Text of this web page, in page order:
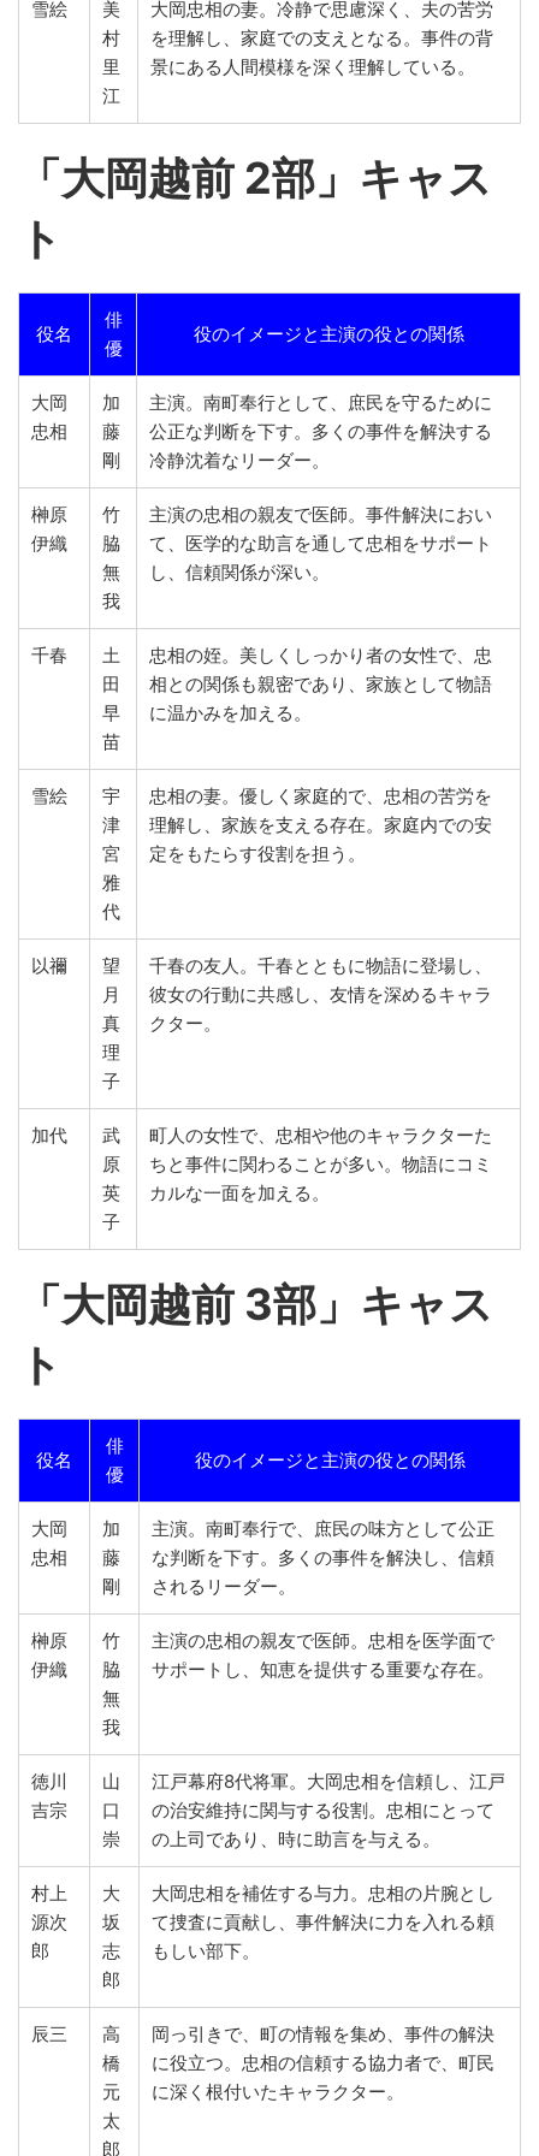
雪絵
美
村
里
江
大岡忠相の妻。冷静で思慮深く、夫の苦労
を理解し、家庭での支えとなる。事件の背
景にある人間模様を深く理解している。
「大岡越前 2部 」キャス
ト
役名
俳
優
役のイメージと主演の役との関係
大岡
忠相
加
藤
剛
主演。南町奉行として、庶民を守るために
公正な判断を下す。多くの事件を解決する
冷静沈着なリーダー。
榊原
伊織
竹
脇
無
我
主演の忠相の親友で医師。事件解決におい
て、医学的な助言を通して忠相をサポート
し、信頼関係が深い。
千春
土
田
早
苗
忠相の姪。美しくしっかり者の女性で、忠
相との関係も親密であり、家族として物語
に温かみを加える。
雪絵
宇
津
宮
雅
代
忠相の妻。優しく家庭的で、忠相の苦労を
理解し、家族を支える存在。家庭内での安
定をもたらす役割を担う。
以禰
望
月
真
理
子
千春の友人。千春とともに物語に登場し、
彼女の行動に共感し、友情を深めるキャラ
クター。
加代
武
原
英
子
町人の女性で、忠相や他のキャラクターた
ちと事件に関わることが多い。物語にコミ
カルな一面を加える。
「大岡越前 3部」キャス
ト
役名
俳
優
役のイメージと主演の役との関係
大岡
忠相
加
藤
剛
主演。南町奉行で、庶民の味方として公正
な判断を下す。多くの事件を解決し、信頼
されるリーダー。
榊原
伊織
竹
脇
無
我
主演の忠相の親友で医師。忠相を医学面で
サポートし、知恵を提供する重要な存在。
徳川
吉宗
山
口
崇
江戸幕府8代将軍。大岡忠相を信頼し、江戸
の治安維持に関与する役割。忠相にとって
の上司であり、時に助言を与える。
村上
源次
郎
大
坂
志
郎
大岡忠相を補佐する与力。忠相の片腕とし
て捜査に貢献し、事件解決に力を入れる頼
もしい部下。
辰三
高
橋
元
太
郎
岡っ引きで、町の情報を集め、事件の解決
に役立つ。忠相の信頼する協力者で、町民
に深く根付いたキャラクター。